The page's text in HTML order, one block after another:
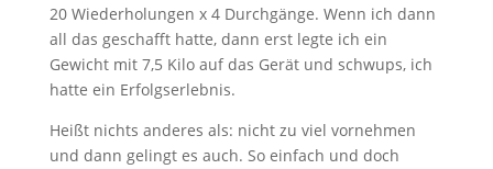
20 Wiederholungen x 4 Durchgänge. Wenn ich dann
all das geschafft hatte, dann erst legte ich ein
Gewicht mit 7,5 Kilo auf das Gerät und schwups, ich
hatte ein Erfolgserlebnis.
Heißt nichts anderes als: nicht zu viel vornehmen
und dann gelingt es auch. So einfach und doch